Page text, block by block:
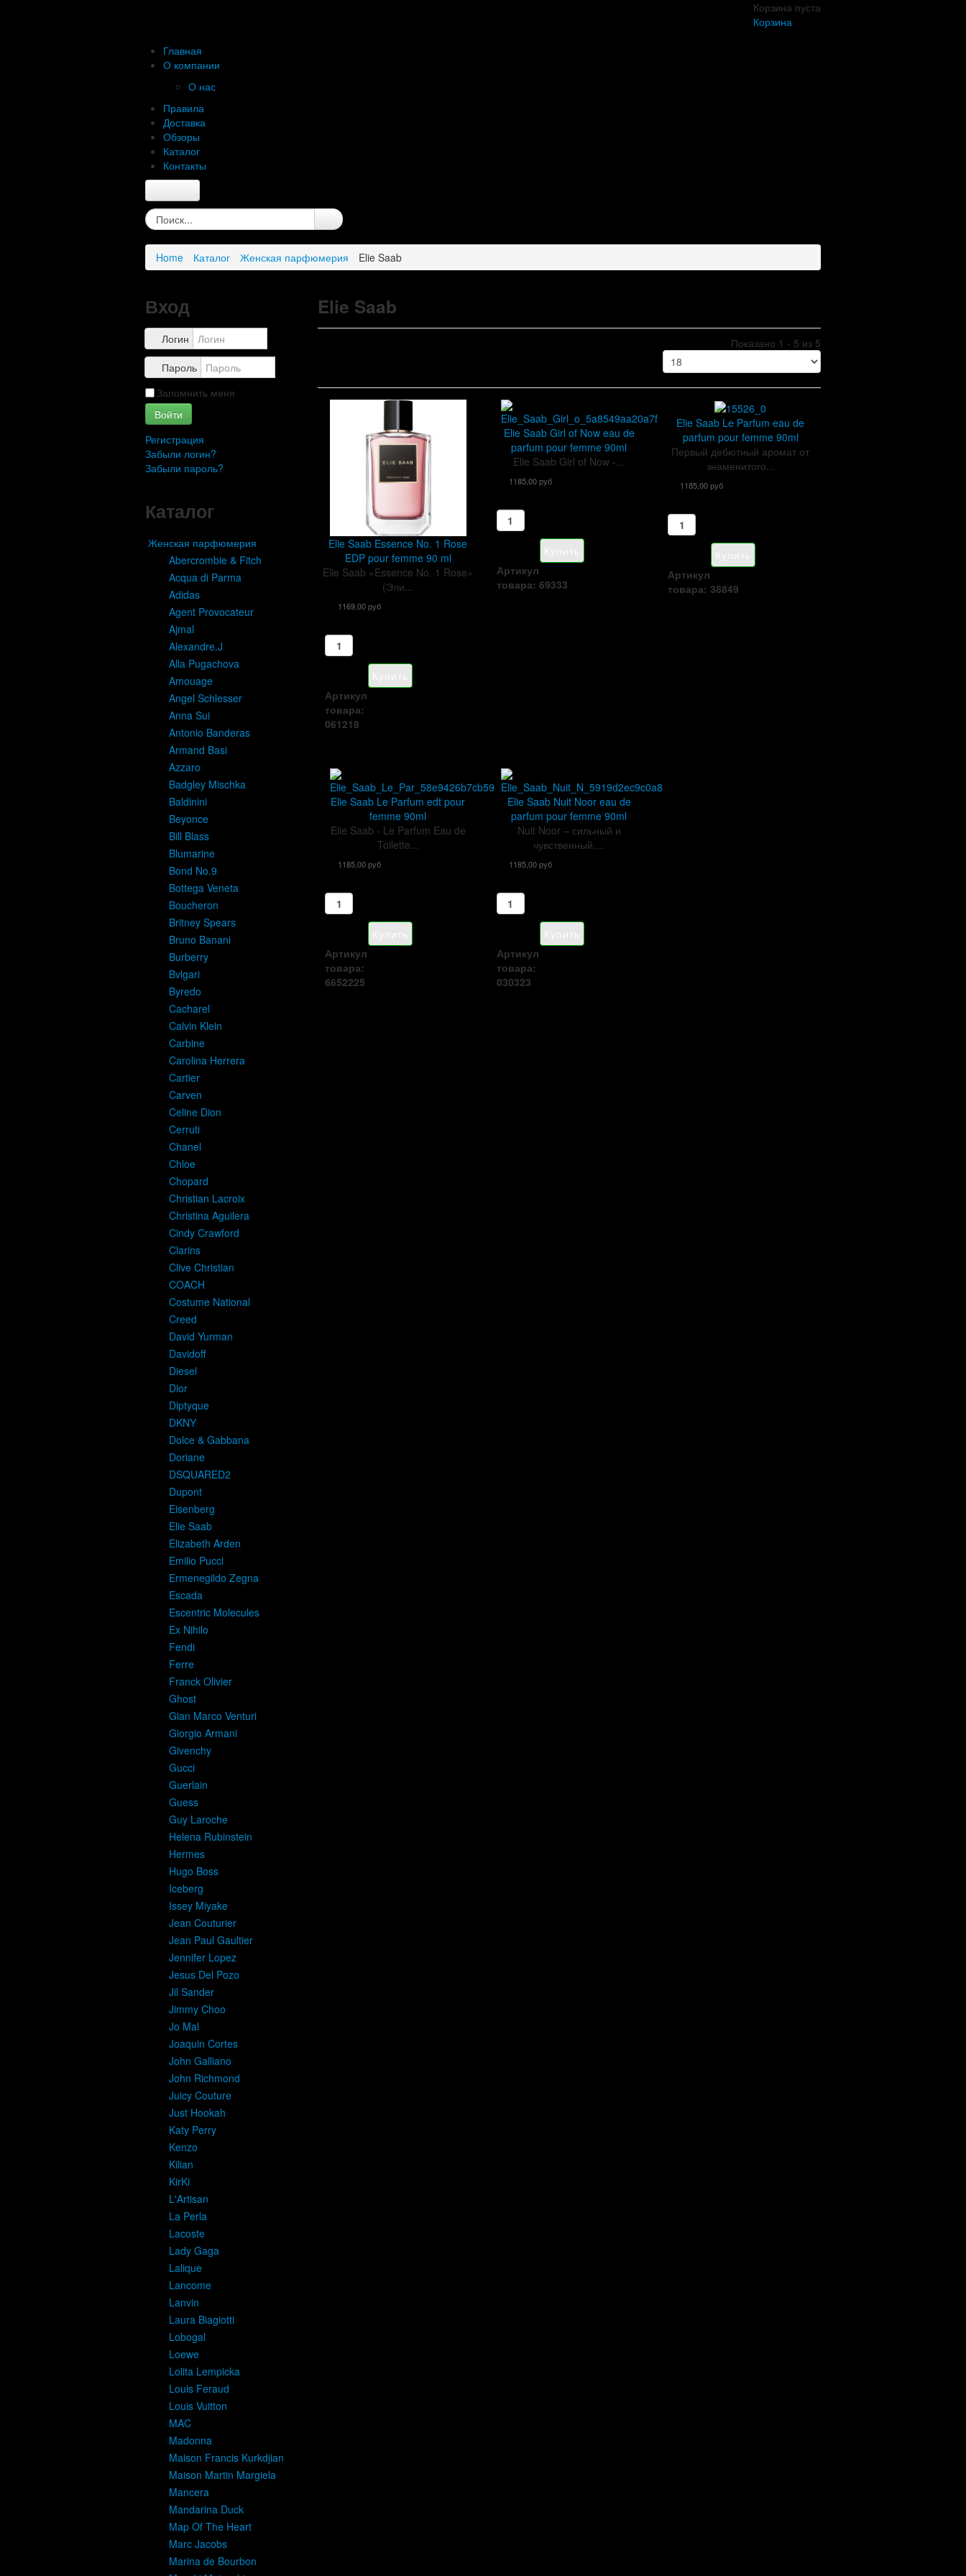
Корзина пуста
Корзина
Главная
О компании
О нас
Правила
Доставка
Обзоры
Каталог
Контакты
Главная
О нас
Правила
Каталог
Home Каталог Женская парфюмерия Elie Saab
Вход
Логин
Пароль
Запомнить меня
Войти
Регистрация
Забыли логин?
Забыли пароль?
Каталог
Женская парфюмерия
Abercrombie & Fitch
Acqua di Parma
Adidas
Agent Provocateur
Ajmal
Alexandre.J
Alla Pugachova
Amouage
Angel Schlesser
Anna Sui
Antonio Banderas
Armand Basi
Azzaro
Badgley Mischka
Baldinini
Beyonce
Bill Blass
Blumarine
Bond No.9
Bottega Veneta
Boucheron
Britney Spears
Bruno Banani
Burberry
Bvlgari
Byredo
Cacharel
Calvin Klein
Carbine
Carolina Herrera
Cartier
Carven
Celine Dion
Cerruti
Chanel
Chloe
Chopard
Christian Lacroix
Christina Aguilera
Cindy Crawford
Clarins
Clive Christian
COACH
Costume National
Creed
David Yurman
Davidoff
Diesel
Dior
Diptyque
DKNY
Dolce & Gabbana
Doriane
DSQUARED2
Dupont
Eisenberg
Elie Saab
Elizabeth Arden
Emilio Pucci
Ermenegildo Zegna
Escada
Escentric Molecules
Ex Nihilo
Fendi
Ferre
Franck Olivier
Ghost
Gian Marco Venturi
Giorgio Armani
Givenchy
Gucci
Guerlain
Guess
Guy Laroche
Helena Rubinstein
Hermes
Hugo Boss
Iceberg
Issey Miyake
Jean Couturier
Jean Paul Gaultier
Jennifer Lopez
Jesus Del Pozo
Jil Sander
Jimmy Choo
Jo Mal
Joaquin Cortes
John Galliano
John Richmond
Juicy Couture
Just Hookah
Katy Perry
Kenzo
Kilian
KirKi
L'Artisan
La Perla
Lacoste
Lady Gaga
Lalique
Lancome
Lanvin
Laura Biagiotti
Lobogal
Loewe
Lolita Lempicka
Louis Feraud
Louis Vuitton
MAC
Madonna
Maison Francis Kurkdjian
Maison Martin Margiela
Mancera
Mandarina Duck
Map Of The Heart
Marc Jacobs
Marina de Bourbon
Elie Saab
Показано 1 - 5 из 5
Elie Saab Essence No. 1 Rose
EDP pour femme 90 ml
Elie Saab «Essence No. 1 Rose»
(Эли...
1169,00 руб
Артикул
товара:
061218
Elie Saab Girl of Now eau de
parfum pour femme 90ml
Elie Saab Girl of Now -...
1185,00 руб
Артикул
товара: 69333
Elie Saab Le Parfum eau de
parfum pour femme 90ml
Первый дебютный аромат от
знаменитого...
1185,00 руб
Артикул
товара: 38849
Elie Saab Le Parfum edt pour
femme 90ml
Elie Saab - Le Parfum Eau de
Toilette...
1185,00 руб
Артикул
товара:
6652225
Elie Saab Nuit Noor eau de
parfum pour femme 90ml
Nuit Noor – сильный и
чувственный,...
1185,00 руб
Артикул
товара:
030323